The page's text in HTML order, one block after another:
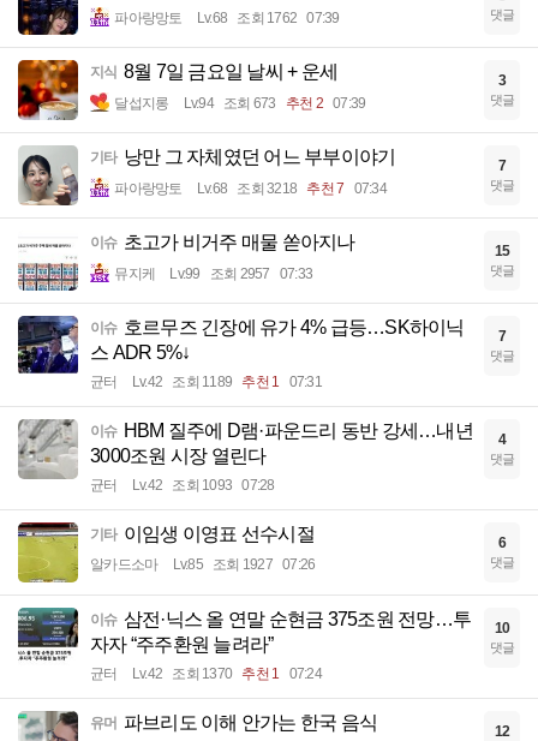
파아랑망토 Lv.68 조회 1762 07:39 댓글
지식 8월 7일 금요일 날씨 + 운세
달섭지롱 Lv.94 조회 673 추천 2 07:39
3
댓글
기타 낭만 그 자체였던 어느 부부이야기
파아랑망토 Lv.68 조회 3218 추천 7 07:34
7
댓글
이슈 초고가 비거주 매물 쏟아지나
뮤지케 Lv.99 조회 2957 07:33
15
댓글
이슈 호르무즈 긴장에 유가 4% 급등…SK하이닉
스 ADR 5%↓
균터 Lv.42 조회 1189 추천 1 07:31
7
댓글
이슈 HBM 질주에 D램·파운드리 동반 강세…내년
3000조원 시장 열린다
균터 Lv.42 조회 1093 07:28
4
댓글
기타 이임생 이영표 선수시절
알카드소마 Lv.85 조회 1927 07:26
6
댓글
이슈 삼전·닉스 올 연말 순현금 375조원 전망…투
자자 “주주환원 늘려라”
균터 Lv.42 조회 1370 추천 1 07:24
10
댓글
유머 파브리도 이해 안가는 한국 음식 12